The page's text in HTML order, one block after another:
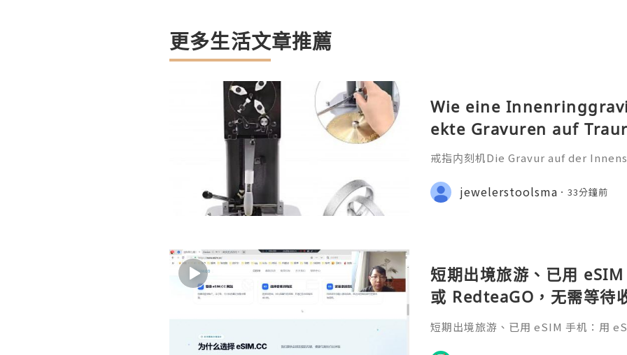
更多生活文章推薦
Wie eine
ekte Gravuren auf
戒指内刻机Die Gravur auf der
iche Botschaft, die oft ein Datum,
nderen Satz oder ein Symb
jewelerstoolsma 33分鐘前
短期出境旅游、已用
或 RedteaGO，无需等待
码 + 通话短信”（如打车
短期出境旅游、已用 eSIM 手机：用